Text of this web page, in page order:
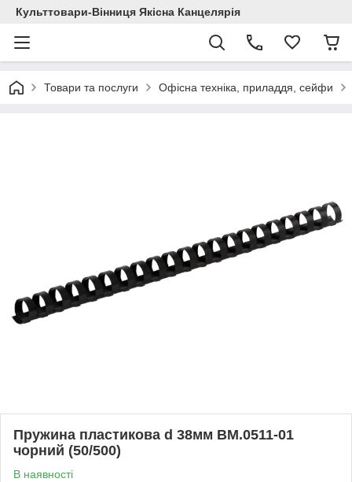
Культтовари-Вінниця Якісна Канцелярія
Товари та послуги Офісна техніка, приладдя, сейфи
Пружина пластикова d 38мм BM.0511-01
чорний (50/500)
В наявності